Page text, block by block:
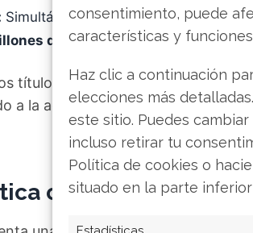
consentimiento, puede
características y
Haz clic a continuación
elecciones más
este sitio. Puedes
incluso retirar tu
Política de cookies o
situado en la parte
Simultáneamente, se emitieron
de dólarescon fecha de
títulos hacia el mercado ha
a la acción hacia los niveles
con el dólar como